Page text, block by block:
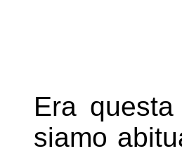
Era
siamo